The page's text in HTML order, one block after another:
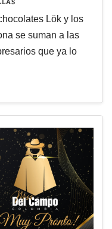
Lök y los
se suman a las
que ya lo